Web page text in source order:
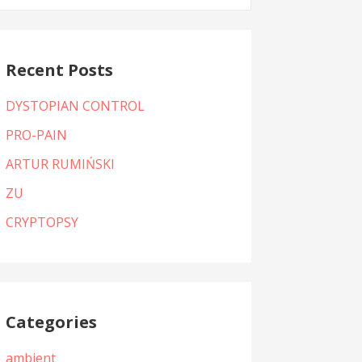
Recent Posts
DYSTOPIAN CONTROL
PRO-PAIN
ARTUR RUMIŃSKI
ZU
CRYPTOPSY
Categories
ambient